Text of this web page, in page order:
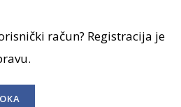
račun? Registracija je